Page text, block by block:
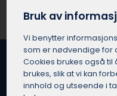
Beste
Bruk av
Vi benytter
som er nødvendige for
Cookies brukes også
brukes, slik at vi kan
innhold og utseende i